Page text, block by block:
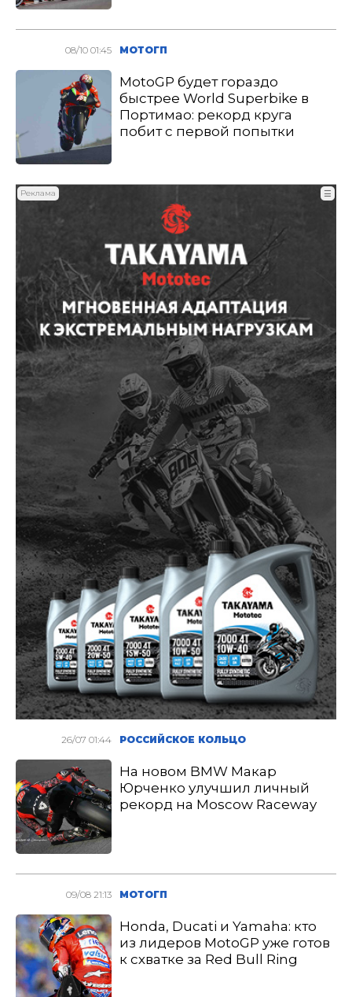
08/10 01:45 МОТОГП
MotoGP будет гораздо
быстрее World Superbike в
Портимао: рекорд круга
побит с первой попытки
Реклама ☰
26/07 01:44 РОССИЙСКОЕ КОЛЬЦО
На новом BMW Макар
Юрченко улучшил личный
рекорд на Moscow Raceway
09/08 21:13 МОТОГП
Honda, Ducati и Yamaha: кто
из лидеров MotoGP уже готов
к схватке за Red Bull Ring